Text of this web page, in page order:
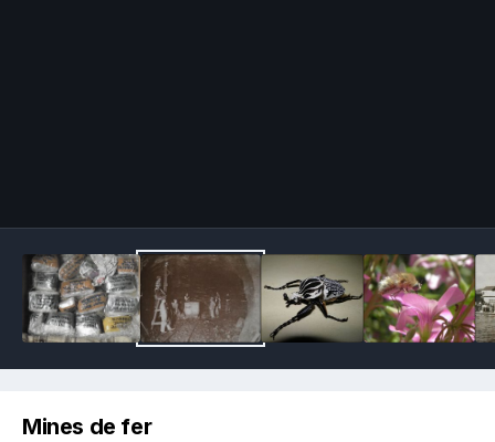
Mines de fer